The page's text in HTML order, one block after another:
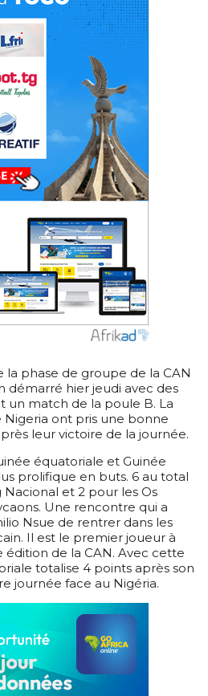
la phase de groupe de la CAN
démarré hier jeudi avec des
un match de la poule B. La
ont pris une bonne
leur victoire de la journée.
équatoriale et Guinée
prolifique en buts. 6 au total
et 2 pour les Os
Une rencontre qui a
Nsue de rentrer dans les
Il est le premier joueur à
édition de la CAN. Avec cette
totalise 4 points après son
journée face au Nigéria.